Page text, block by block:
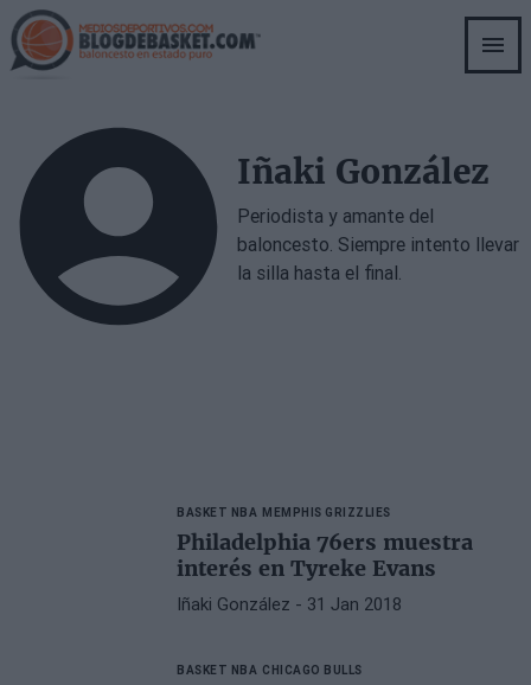
Skip
to
main
Iñaki González
Periodista y amante del
baloncesto. Siempre intento llevar
la silla hasta el final.
BASKET NBA MEMPHIS GRIZZLIES
Philadelphia 76ers muestra
interés en Tyreke Evans
Iñaki González - 31 Jan 2018
BASKET NBA CHICAGO BULLS